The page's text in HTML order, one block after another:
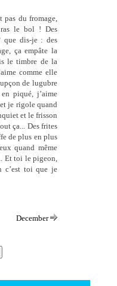
pas du fromage,
ras le bol ! Des
que dis-je : des
ça empâte la
le timbre de la
comme elle
de lugubre
piqué, j’aime
je rigole quand
et le frisson
ça... Des frites
de plus en plus
quand même
Et toi le pigeon,
c’est toi que je
December